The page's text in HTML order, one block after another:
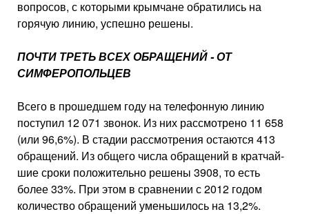
вопросов, с которыми крымчане обратились на
горячую линию, успешно решены.
ПОЧТИ ТРЕТЬ ВСЕХ ОБРАЩЕНИЙ - ОТ
СИМФЕРОПОЛЬЦЕВ
Всего в прошедшем году на телефонную линию
поступил 12 071 звонок. Из них рассмо­трено 11 658
(или 96,6%). В стадии рассмотрения остают­ся 413
обращений. Из общего числа обращений в кратчай­
шие сроки положительно ре­шены 3908, то есть
более 33%. При этом в сравнении с 2012 годом
количество обращений уменьшилось на 13,2%.